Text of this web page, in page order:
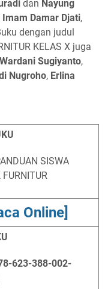
dan Nayung
Imam Damar Djati,
dengan judul
KELAS X juga
Wardani Sugiyanto,
Nugroho, Erlina
SISWA
Online]
623-388-002-